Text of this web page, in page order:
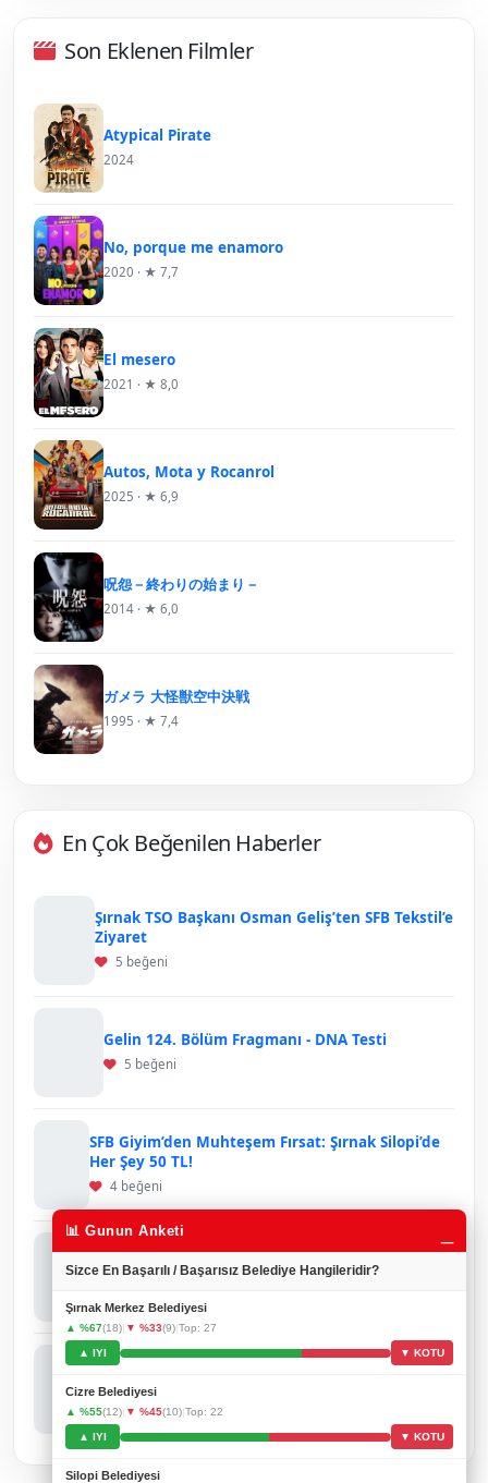
Son Eklenen Filmler
Atypical Pirate
2024
No, porque me enamoro
2020 · ★ 7,7
El mesero
2021 · ★ 8,0
Autos, Mota y Rocanrol
2025 · ★ 6,9
呪怨－終わりの始まり－
2014 · ★ 6,0
ガメラ 大怪獣空中決戦
1995 · ★ 7,4
En Çok Beğenilen Haberler
Şırnak TSO Başkanı Osman Geliş’ten SFB Tekstil’e
Ziyaret
5 beğeni
Gelin 124. Bölüm Fragmanı - DNA Testi
5 beğeni
SFB Giyim’den Muhteşem Fırsat: Şırnak Silopi’de
Her Şey 50 TL!
4 beğeni
Ruşen Tellioğlu’ndan Gönülleri Isıtan Davranış:
Engelli Gençler Onuruna Anlamlı Yemek
Şırnak’ta Petrol Sondaj Aracı Kazası: Sürücü
Hayatını Kaybetti
3 beğeni
📊 Gunun Anketi
Sizce En Başarılı / Başarısız Belediye Hangileridir?
Şırnak Merkez Belediyesi
▲ %67(18)| ▼ %33(9)|Top: 27
▲ IYI ▼ KOTU
Cizre Belediyesi
▲ %55(12)| ▼ %45(10)|Top: 22
▲ IYI ▼ KOTU
Silopi Belediyesi